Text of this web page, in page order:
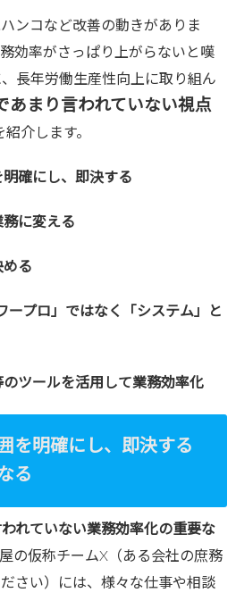
ンコなど改善の動きがありま
効率がさっぱり上がらないと嘆
長年労働生産性向上に取り組ん
あまり言われていない視点
紹介します。
確にし、即決する
に変える
る
ープロ」ではなく「システム」と
ツールを活用して業務効率化
を明確にし、即決する
る
れていない業務効率化の重要な
の仮称チームX（ある会社の庶務
さい）には、様々な仕事や相談